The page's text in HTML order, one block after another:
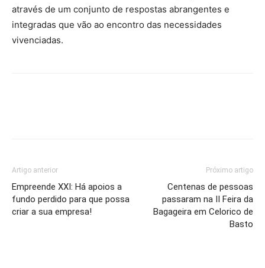
através de um conjunto de respostas abrangentes e
integradas que vão ao encontro das necessidades
vivenciadas.
Artigo anterior
Empreende XXI: Há apoios a
fundo perdido para que possa
criar a sua empresa!
Próximo artigo
Centenas de pessoas
passaram na II Feira da
Bagageira em Celorico de
Basto